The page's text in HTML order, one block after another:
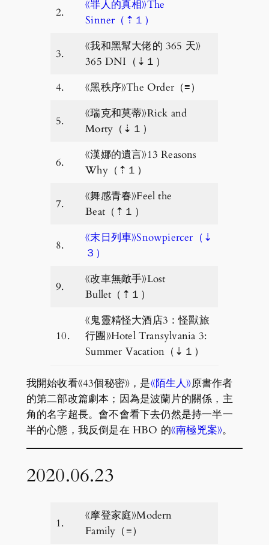
2.
《罪人的真相》The
Sinner（⇡１）
3.
《我和黑幫大佬的 365 天》
365 DNI（⇣１）
4.
《黑秩序》The Order（≡）
5.
《瑞克和莫蒂》Rick and
Morty（⇣１）
6.
《漢娜的遺言》13 Reasons
Why（⇡１）
7.
《舞感青春》Feel the
Beat（⇡１）
8.
《末日列車》Snowpiercer（⇣
３）
9.
《改車無敵手》Lost
Bullet（⇡１）
10.
《鬼靈精怪大酒店3：怪獸旅
行團》Hotel Transylvania 3:
Summer Vacation（⇣１）
我開始收看《43個秘密》，是《陌生人》原書作者
的第二部改篇劇本；因為是波蘭片的關係，主
角的名字超長。會不會看下去仍然是持一半一
半的心態，我反倒是在 HBO 的《南極兇案》。
2020.06.23
1.
《摩登家庭》Modern
Family（≡）